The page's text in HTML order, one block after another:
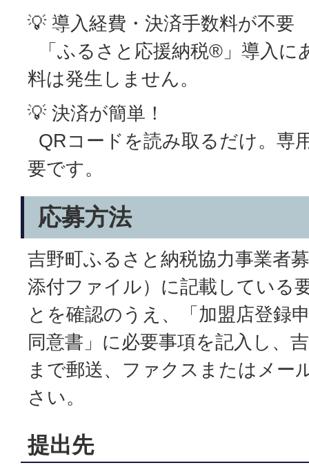
💡 導入経費・決済手数料が不要
「ふるさと応援納税®」導入に
料は発生しません。
💡 決済が簡単！
QRコードを読み取るだけ。専
要です。
応募方法
吉野町ふるさと納税協力事業者
添付ファイル）に記載している
とを確認のうえ、「加盟店登録
同意書」に必要事項を記入し、
まで郵送、ファクスまたはメー
さい。
提出先